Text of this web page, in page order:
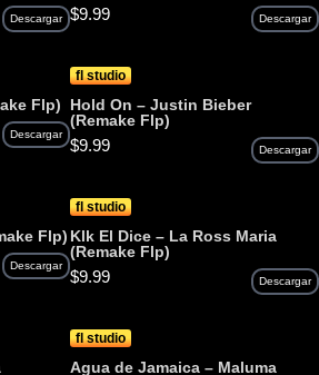
Descargar $9.99 Descargar
Flp)
Descargar
fl studio
Hold On – Justin Bieber
(Remake Flp)
$9.99 Descargar
Flp)
Descargar
fl studio
Klk El Dice – La Ross Maria
(Remake Flp)
$9.99 Descargar
fl studio
Agua de Jamaica – Maluma